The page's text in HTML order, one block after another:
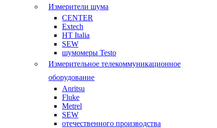
Измерители шума
CENTER
Extech
HT Italia
SEW
шумомеры Testo
Измерительное телекоммуникационное
оборудование
Anritsu
Fluke
Metrel
SEW
отечественного производства